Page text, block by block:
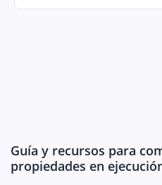
Guía y recursos para
propiedades en